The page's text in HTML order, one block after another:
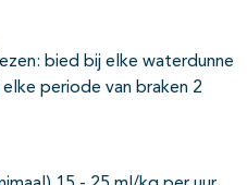
bied bij elke waterdunne
periode van braken 2